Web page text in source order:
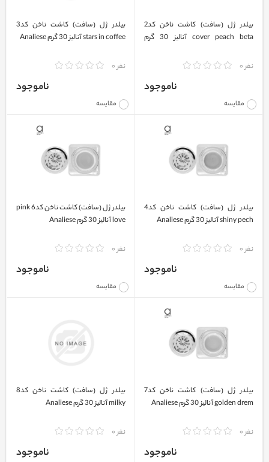
بیلدر ژل (سافت) کاشت ناخن کد2
cover peach beta آنالیز 30 گرم
نفر 0
مقایسه
ناموجود
بیلدر ژل (سافت) کاشت ناخن کد3
stars in coffee آنالیز 30 گرم Analiese
نفر 0
مقایسه
ناموجود
بیلدر ژل (سافت) کاشت ناخن کد4
shiny pech آنالیز 30 گرم Analiese
نفر 0
مقایسه
ناموجود
بیلدر ژل (سافت) کاشت ناخن کد6 pink
love آنالیز 30 گرم Analiese
نفر 0
مقایسه
ناموجود
بیلدر ژل (سافت) کاشت ناخن کد7
golden drem آنالیز 30 گرم Analiese
نفر 0
ناموجود
بیلدر ژل (سافت) کاشت ناخن کد8
milky آنالیز 30 گرم Analiese
نفر 0
ناموجود